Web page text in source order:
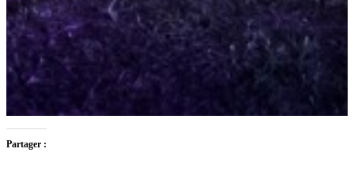
Partager :